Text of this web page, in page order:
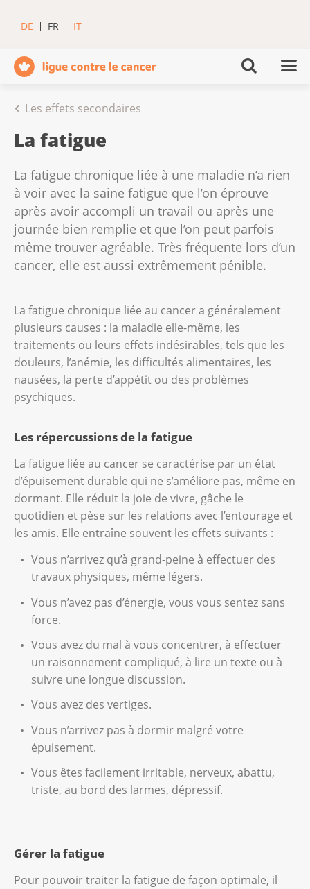
DE FR IT
Les effets secondaires
La fatigue
La fatigue chronique liée à une maladie n’a rien
à voir avec la saine fatigue que l’on éprouve
après avoir accompli un travail ou après une
journée bien remplie et que l’on peut parfois
même trouver agréable. Très fréquente lors d’un
cancer, elle est aussi extrêmement pénible.
La fatigue chronique liée au cancer a généralement
plusieurs causes : la maladie elle-même, les
traitements ou leurs effets indésirables, tels que les
douleurs, l’anémie, les difficultés alimentaires, les
nausées, la perte d’appétit ou des problèmes
psychiques.
Les répercussions de la fatigue
La fatigue liée au cancer se caractérise par un état
d’épuisement durable qui ne s’améliore pas, même en
dormant. Elle réduit la joie de vivre, gâche le
quotidien et pèse sur les relations avec l’entourage et
les amis. Elle entraîne souvent les effets suivants :
Vous n’arrivez qu’à grand-peine à effectuer des
travaux physiques, même légers.
Vous n’avez pas d’énergie, vous vous sentez sans
force.
Vous avez du mal à vous concentrer, à effectuer
un raisonnement compliqué, à lire un texte ou à
suivre une longue discussion.
Vous avez des vertiges.
Vous n’arrivez pas à dormir malgré votre
épuisement.
Vous êtes facilement irritable, nerveux, abattu,
triste, au bord des larmes, dépressif.
Gérer la fatigue
Pour pouvoir traiter la fatigue de façon optimale, il